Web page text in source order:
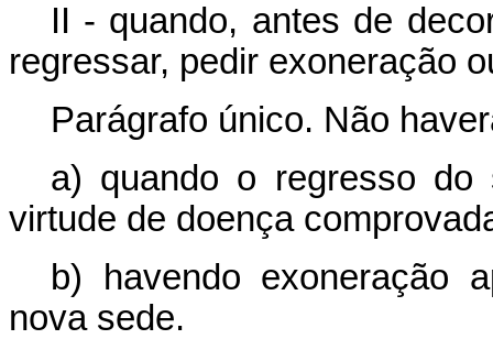
II - quando, antes de
regressar, pedir exoneração
Parágrafo único. Não
a) quando o regresso do
virtude de doença
b) havendo exoneração
nova sede.